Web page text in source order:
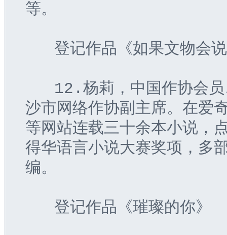
等。
登记作品《如果文物会
12.杨莉，中国作协会员
沙市网络作协副主席。在爱
等网站连载三十余本小说，
得华语言小说大赛奖项，多
编。
登记作品《璀璨的你》